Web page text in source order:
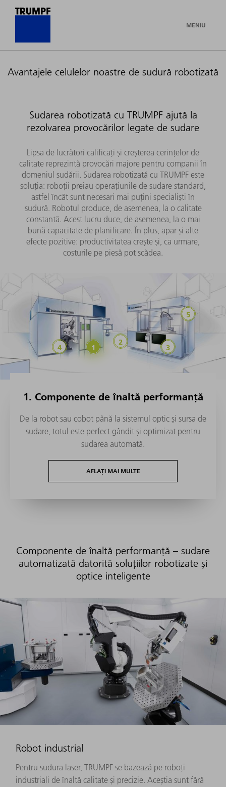
MENIU
Avantajele celulelor noastre de sudură robotizată
Sudarea robotizată cu TRUMPF ajută la
rezolvarea provocărilor legate de sudare
Lipsa de lucrători calificați și creșterea cerințelor de
calitate reprezintă provocări majore pentru companii în
domeniul sudării. Sudarea robotizată cu TRUMPF este
soluția: roboții preiau operațiunile de sudare standard,
astfel încât sunt necesari mai puțini specialiști în
sudură. Robotul produce, de asemenea, la o calitate
constantă. Acest lucru duce, de asemenea, la o mai
bună capacitate de planificare. În plus, apar și alte
efecte pozitive: productivitatea crește și, ca urmare,
costurile pe piesă pot scădea.
1. Componente de înaltă performanță
De la robot sau cobot până la sistemul optic și sursa de
sudare, totul este perfect gândit și optimizat pentru
sudarea automată.
AFLAȚI MAI MULTE
Componente de înaltă performanță – sudare
automatizată datorită soluțiilor robotizate și
optice inteligente
Robot industrial
Pentru sudura laser, TRUMPF se bazează pe roboți
industriali de înaltă calitate și precizie. Aceștia sunt fără